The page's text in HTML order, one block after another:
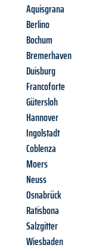
Aquisgrana
Berlino
Bochum
Bremerhaven
Duisburg
Francoforte
Gütersloh
Hannover
Ingolstadt
Coblenza
Moers
Neuss
Osnabrück
Ratisbona
Salzgitter
Wiesbaden